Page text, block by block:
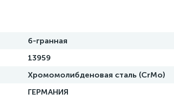
6-гранная
13959
Хромомолибденовая сталь (CrMo)
ГЕРМАНИЯ